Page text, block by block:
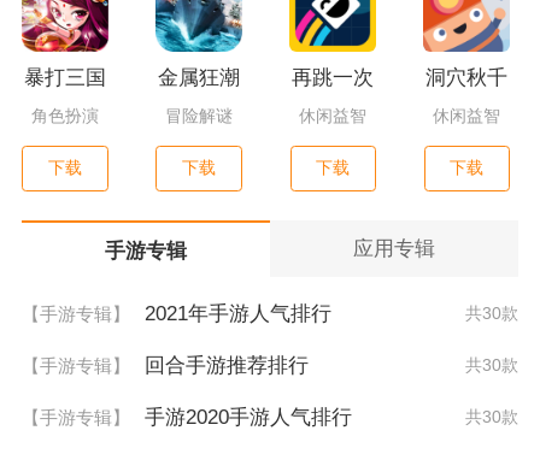
暴打三国
角色扮演
下载
金属狂潮
冒险解谜
下载
再跳一次
休闲益智
下载
洞穴秋千
休闲益智
下载
手游专辑 应用专辑
【手游专辑】 2021年手游人气排行 共30款
【手游专辑】 回合手游推荐排行 共30款
【手游专辑】 手游2020手游人气排行 共30款